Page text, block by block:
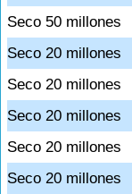
Seco 50 millones
Seco 20 millones
Seco 20 millones
Seco 20 millones
Seco 20 millones
Seco 20 millones